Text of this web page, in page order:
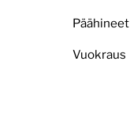
Päähineet
Vuokraus